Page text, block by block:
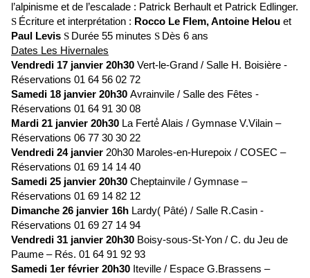
l’alpinisme et de l’escalade : Patrick Berhault et Patrick Edlinger.
S Écriture et interprétation : Rocco Le Flem, Antoine Helou et
Paul Levis S Durée 55 minutes S Dès 6 ans
Dates Les Hivernales
Vendredi 17 janvier 20h30 Vert-le-Grand / Salle H. Boisière -
Réservations 01 64 56 02 72
Samedi 18 janvier 20h30 Avrainvile / Salle des Fêtes -
Réservations 01 64 91 30 08
Mardi 21 janvier 20h30 La Ferté́ Alais / Gymnase V.Vilain –
Réservations 06 77 30 30 22
Vendredi 24 janvier 20h30 Maroles-en-Hurepoix / COSEC –
Réservations 01 69 14 14 40
Samedi 25 janvier 20h30 Cheptainvile / Gymnase –
Réservations 01 69 14 82 12
Dimanche 26 janvier 16h Lardy( Pâté) / Salle R.Casin -
Réservations 01 69 27 14 94
Vendredi 31 janvier 20h30 Boisy-sous-St-Yon / C. du Jeu de
Paume – Rés. 01 64 91 92 93
Samedi 1er février 20h30 Iteville / Espace G.Brassens –